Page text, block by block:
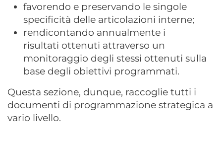
favorendo e preservando le singole
specificità delle articolazioni interne;
rendicontando annualmente i
risultati ottenuti attraverso un
monitoraggio degli stessi ottenuti sulla
base degli obiettivi programmati.
Questa sezione, dunque, raccoglie tutti i
documenti di programmazione strategica a
vario livello.